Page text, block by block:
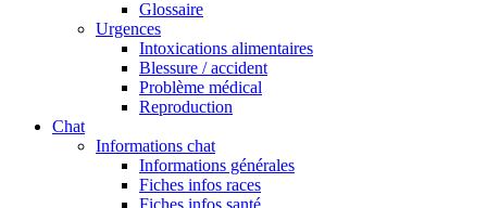
Glossaire
Urgences
Intoxications alimentaires
Blessure / accident
Problème médical
Reproduction
Chat
Informations chat
Informations générales
Fiches infos races
Fiches infos santé